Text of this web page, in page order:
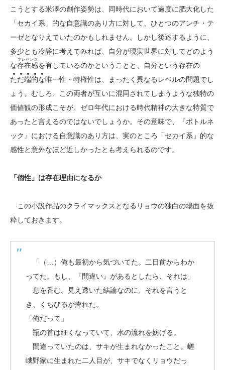
こうとする米澤の創作姿勢は、同時代において過度に肥大化した
「セカイ系」的な自意識のあり方に対して、ひとつのアンチ・テ
ーゼとなりえていたのかもしれません。しかし後述するように、
多少とも冷静に考えてみれば、自分が現実世界に対してどのよう
な存在感
プレゼンス
を有しているのかということと、自分という存在の
ただ端的な唯一性・特権性は、まったく異なるレベルの問題でし
ょう。むしろ、この両者が互いに混同されてしまうような独特の
価値観の形成こそが、ゼロ年代における時代精神の大きな特質で
あったと言えるのではないでしょうか。その意味で、『ボトルネ
ック』における自意識のあり方は、実のところ「セカイ系」的な
感性と意外なほど近しかったとも考えられるのです。
「個性」は存在理由になるか
この小説作品のクライマックスとなるリョウの独白の場面を抜
粋しておきます。
「（…）俺も最初から気づいてた。二日前からわか
ってた。もし、『間違い』があるとしたら、それは」
息を呑む。見え透いた結論なのに、それを言うと
き、くちびるが痺れた。
「俺だって」
瓶の首は細くなっていて、水の流れを妨げる。
間違っていたのは、サキが生まれなかったこと。嵯
峨野家に生まれた二人目が、サキでなくリョウだっ